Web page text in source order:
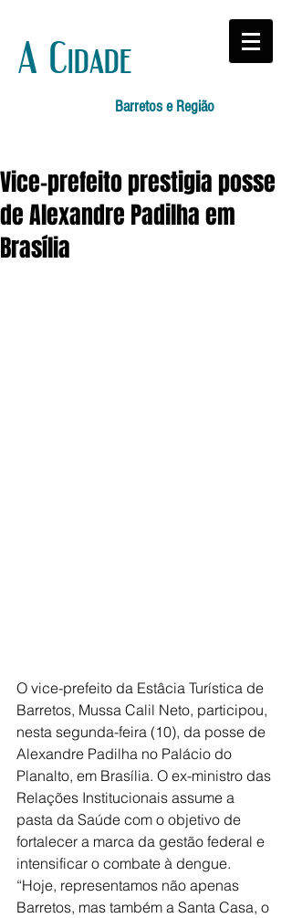
A Cidade
Barretos e Região
Vice-prefeito prestigia posse
de Alexandre Padilha em
Brasília
O vice-prefeito da Estâcia Turística de
Barretos, Mussa Calil Neto, participou,
nesta segunda-feira (10), da posse de
Alexandre Padilha no Palácio do
Planalto, em Brasília. O ex-ministro das
Relações Institucionais assume a
pasta da Saúde com o objetivo de
fortalecer a marca da gestão federal e
intensificar o combate à dengue.
“Hoje, representamos não apenas
Barretos, mas também a Santa Casa, o